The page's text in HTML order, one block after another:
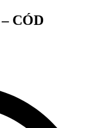
CÓD